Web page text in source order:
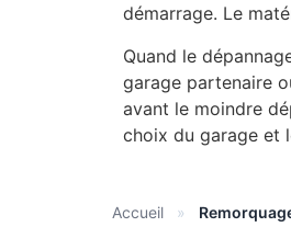
démarrage. Le
Quand le
garage partenaire
avant le moindre
choix du garage et
Accueil »